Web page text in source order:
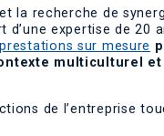
la recherche de
expertise de 20
prestations sur mesure
multiculturel et
de l’entreprise